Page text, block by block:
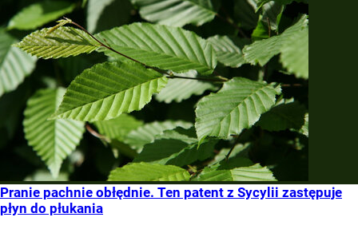
Pranie pachnie obłędnie. Ten patent z Sycylii zastępuje
płyn do płukania